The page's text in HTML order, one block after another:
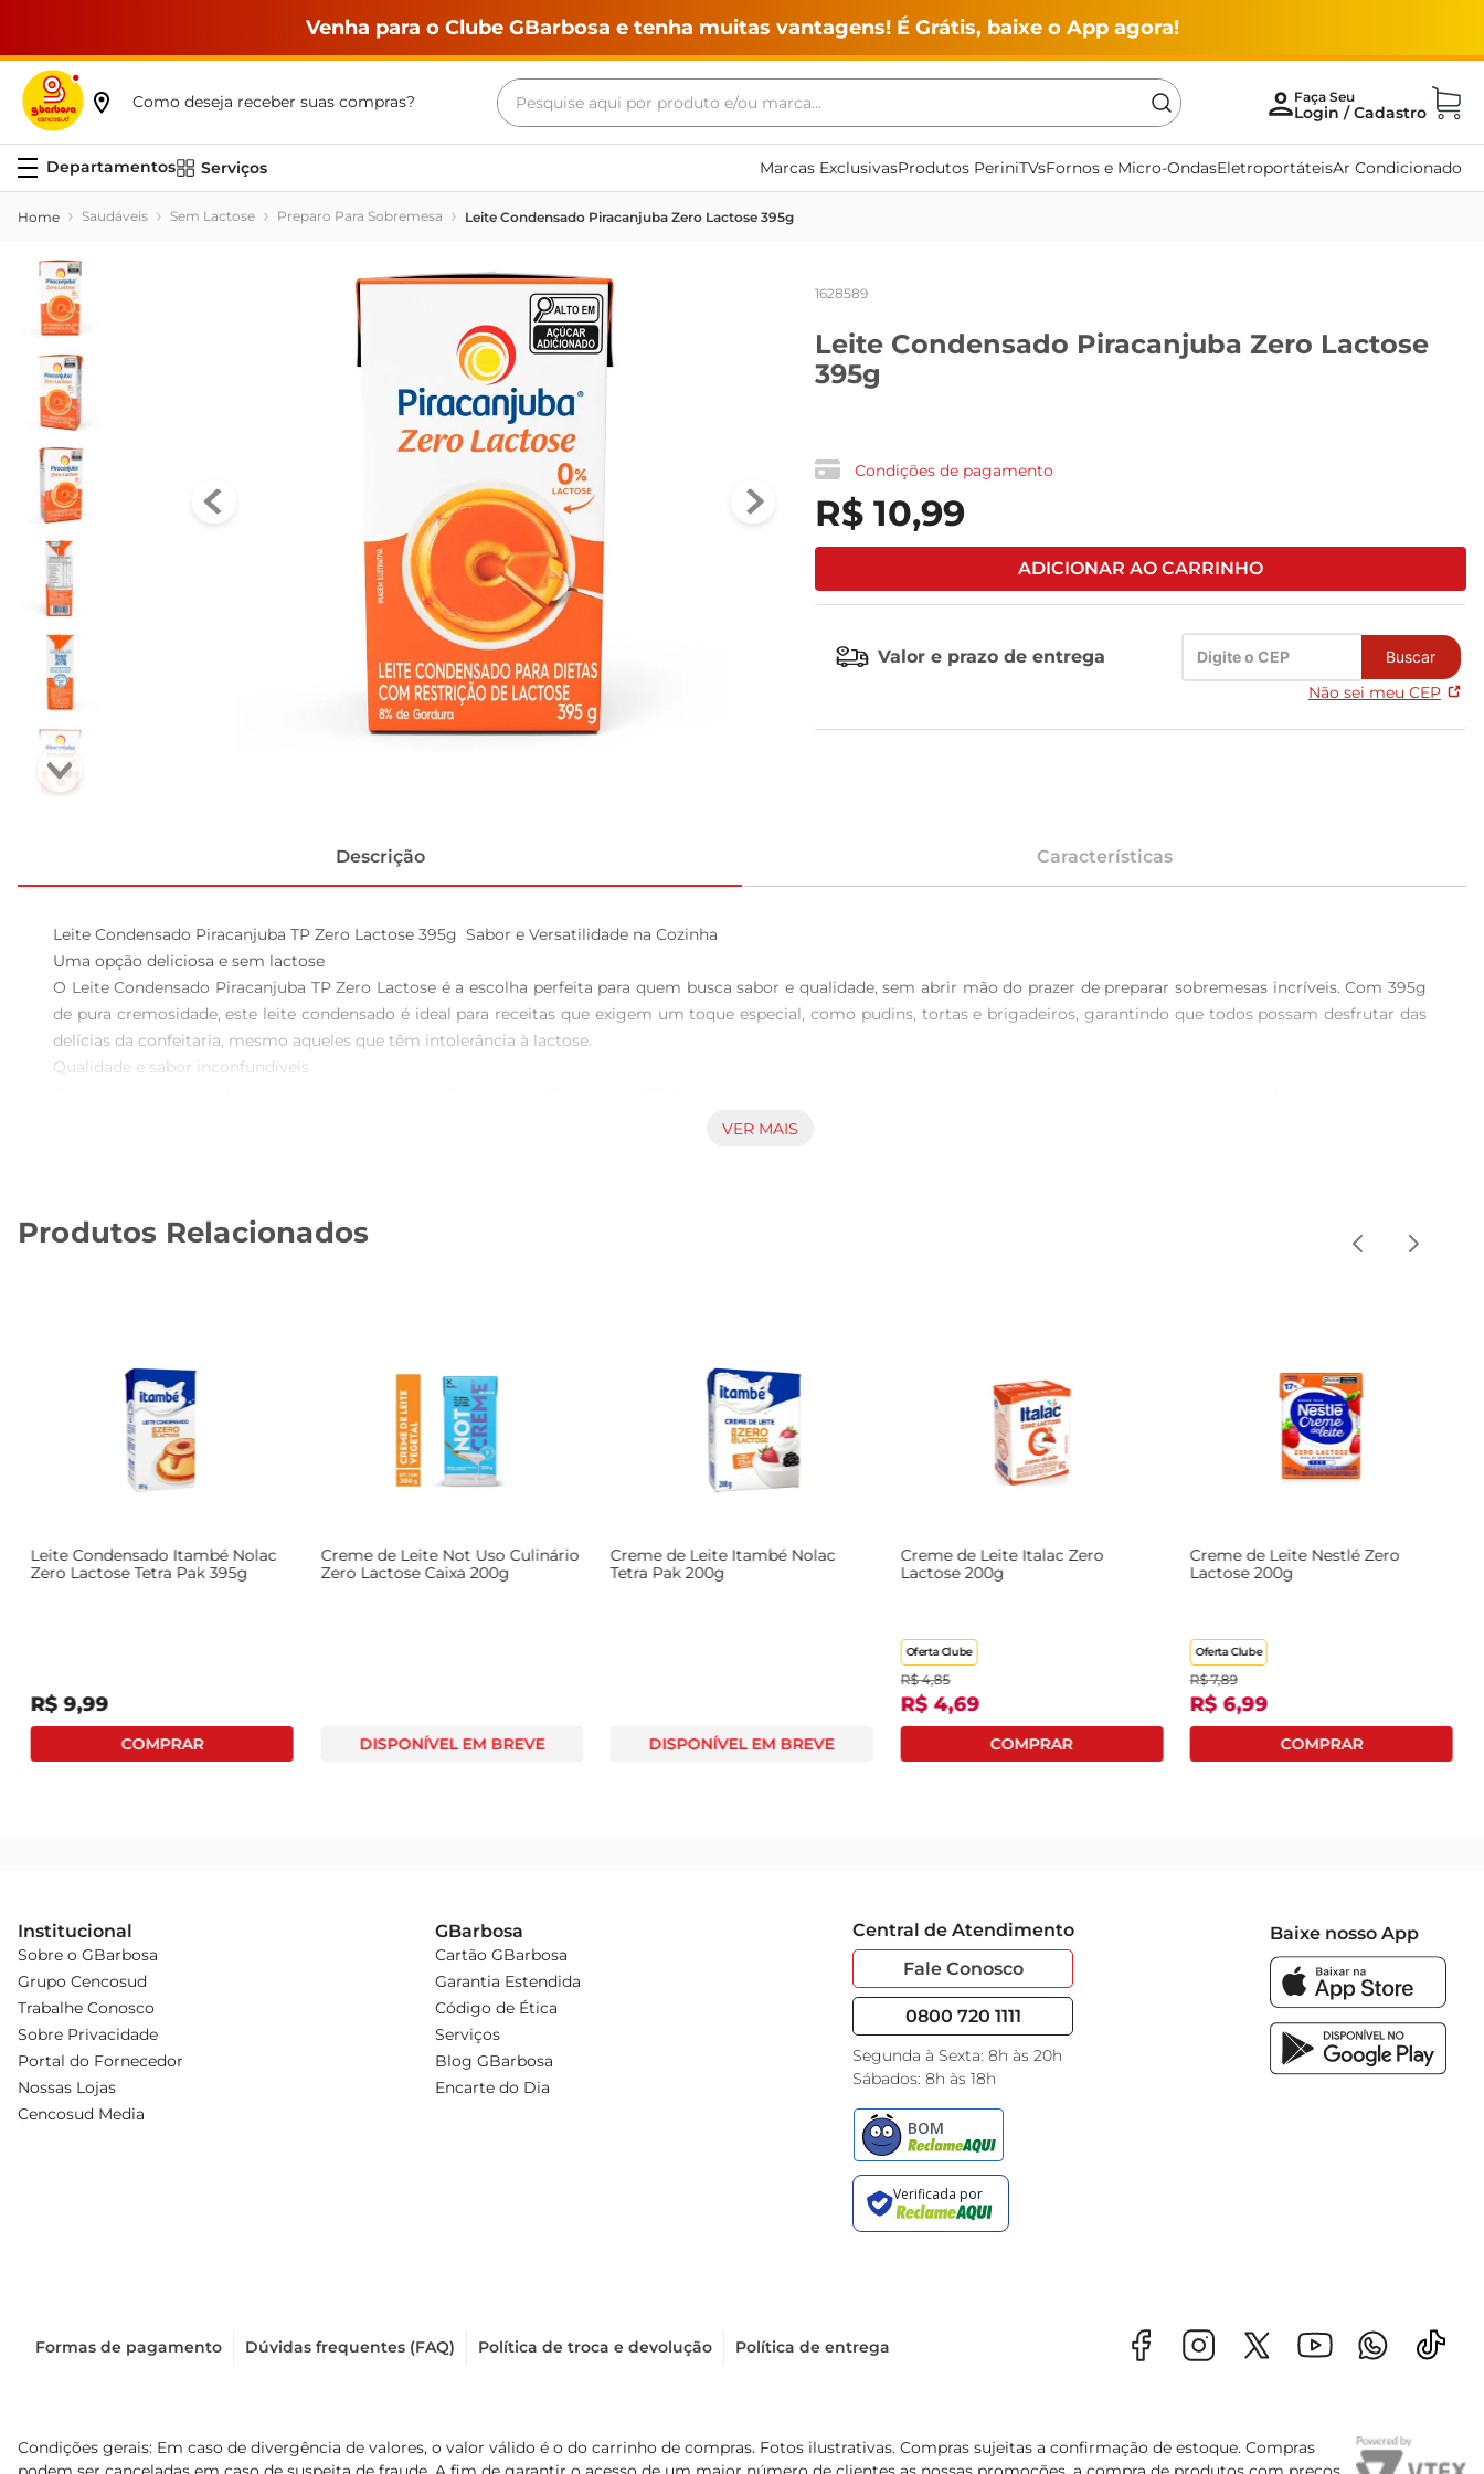
Venha para o Clube GBarbosa e tenha muitas vantagens! É Grátis, baixe o App agora!
Como deseja receber suas compras?
Pesquise aqui por produto e/ou marca...
Serviços Marcas ExclusivasProdutos PeriniTVsFornos e Micro-OndasEletroportáteisAr Condicionado
Saudáveis Sem Lactose Preparo Para Sobremesa Leite Condensado Piracanjuba Zero Lactose 395g
1628589
Leite Condensado Piracanjuba Zero Lactose
395g
Condições de pagamento
R$ 10,99
ADICIONAR AO CARRINHO
Valor e prazo de entrega Buscar
Não sei meu CEP
Descrição Características
Leite Condensado Piracanjuba TP Zero Lactose 395g  Sabor e Versatilidade na Cozinha
Uma opção deliciosa e sem lactose
O Leite Condensado Piracanjuba TP Zero Lactose é a escolha perfeita para quem busca sabor e qualidade, sem abrir mão do prazer de preparar sobremesas incríveis. Com 395g
de pura cremosidade, este leite condensado é ideal para receitas que exigem um toque especial, como pudins, tortas e brigadeiros, garantindo que todos possam desfrutar das
delícias da confeitaria, mesmo aqueles que têm intolerância à lactose.
Qualidade e sabor inconfundíveis
cremosa e doce na medida certa proporciona um resultado final irresistível, elevando suas receitas a um novo patamar. Além disso, a marca Piracanjuba é reconhecida pela sua
gelados, ele se adapta facilmente ao que a sua criatividade permitir. Experimente também em bebidas, como cafés e smoothies,para um toque doce e cremoso que vai
Para obter o melhor de suas receitas, recomendase armazenar o produto em local fresco e seco. Após aberto, consuma em até 3 dias e mantenha refrigerado. Aproveite para
experimentar novas combinações e surpreender seus convidados comsobremesas que agradam a todos, independentemente das restrições alimentares.
VER MAIS
Produtos Relacionados
Condensado Italac Zero
395g
9,89
Leite Condensado Itambé Nolac
Zero Lactose Tetra Pak 395g
Creme de Leite Not Uso Culinário
Zero Lactose Caixa 200g
DISPONÍVEL EM BREVE
Creme de Leite Itambé Nolac
Tetra Pak 200g
DISPONÍVEL EM BREVE
Creme de Leite Italac Zero
Lactose 200g
Oferta Clube
85
4,69
Institucional
Sobre o GBarbosa
Grupo Cencosud
Trabalhe Conosco
Sobre Privacidade
Portal do Fornecedor
Nossas Lojas
Cencosud Media
GBarbosa
Cartão GBarbosa
Garantia Estendida
Código de Ética
Serviços
Blog GBarbosa
Encarte do Dia
Central de Atendimento
Fale Conosco
0800 720 1111
Segunda à Sexta: 8h às 20h
Sábados: 8h às 18h
Baixe nosso App
Formas de pagamento Dúvidas frequentes (FAQ) Política de troca e devolução Política de entrega
Condições gerais: Em caso de divergência de valores, o valor válido é o do carrinho de compras. Fotos ilustrativas. Compras sujeitas a confirmação de estoque. Compras
Termos mais buscados
maquina lavar
café
cerveja
leite
vinho
leite pó
tv